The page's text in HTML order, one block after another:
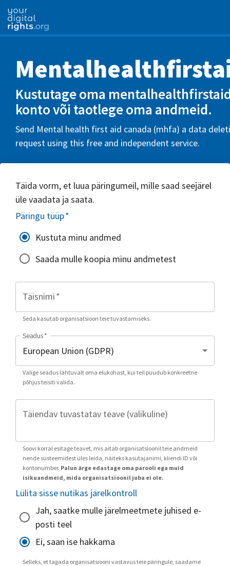
Kustutage oma
konto või taotlege oma andmeid.
Send Mental health first aid canada (mhfa) a data
request using this free and independent service.
Täida vorm, et luua päringumeil, mille saad seejärel
üle vaadata ja saata.
Päringu tüüp*
Kustuta minu andmed
Saada mulle koopia minu andmetest
Täisnimi*
Seda kasutab organisatsioon teie tuvastamiseks.
Seadus*
Valige seadus lähtuvalt oma elukohast, kui teil puudub konkreetne
põhjus teisiti valida.
Täiendav tuvastatav teave (valikuline)
Soovi korral esitage teavet, mis aitab organisatsioonil teie andmeid
nende süsteemidest üles leida, näiteks kasutajanimi, kliendi ID või
kontonumber. Palun ärge edastage oma parooli ega muid
isikuandmeid, mida organisatsioonil juba ei ole.
Lülita sisse nutikas järelkontroll
Jah, saatke mulle järelmeetmete juhised e-
posti teel
Ei, saan ise hakkama
Selleks, et tagada organisatsiooni vastavus teie päringule, saadame